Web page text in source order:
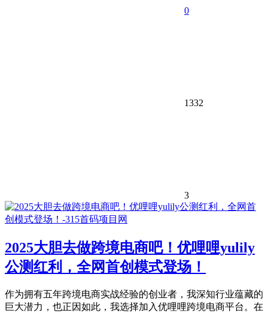
0
1332
3
2025大胆去做跨境电商吧！优哩哩yulily
公测红利，全网首创模式登场！
作为拥有五年跨境电商实战经验的创业者，我深知行业蕴藏的
巨大潜力，也正因如此，我选择加入优哩哩跨境电商平台。在